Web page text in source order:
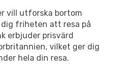
vill utforska bortom
friheten att resa på
erbjuder prisvärd
vilket ger dig
hela din resa.